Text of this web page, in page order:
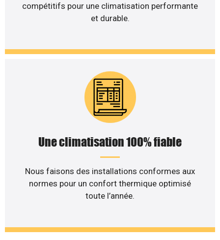
compétitifs pour une climatisation performante
et durable.
Une climatisation 100% fiable
Nous faisons des installations conformes aux
normes pour un confort thermique optimisé
toute l’année.